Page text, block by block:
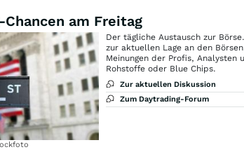
Chancen am Freitag
Der tägliche Austausch zur
zur aktuellen Lage an den
Meinungen der Profis, Analysten
Rohstoffe oder Blue Chips.
Zur aktuellen Diskussion
Zum Daytrading-Forum